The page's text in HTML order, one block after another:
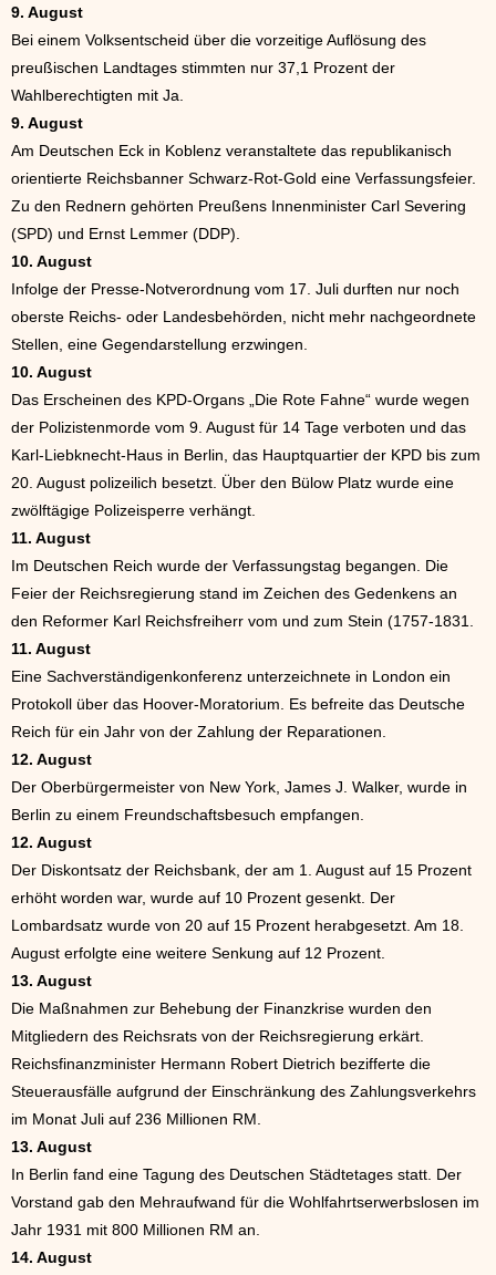
9. August
Bei einem Volksentscheid über die vorzeitige Auflösung des
preußischen Landtages stimmten nur 37,1 Prozent der
Wahlberechtigten mit Ja.
9. August
Am Deutschen Eck in Koblenz veranstaltete das republikanisch
orientierte Reichsbanner Schwarz-Rot-Gold eine Verfassungsfeier.
Zu den Rednern gehörten Preußens Innenminister Carl Severing
(SPD) und Ernst Lemmer (DDP).
10. August
Infolge der Presse-Notverordnung vom 17. Juli durften nur noch
oberste Reichs- oder Landesbehörden, nicht mehr nachgeordnete
Stellen, eine Gegendarstellung erzwingen.
10. August
Das Erscheinen des KPD-Organs „Die Rote Fahne“ wurde wegen
der Polizistenmorde vom 9. August für 14 Tage verboten und das
Karl-Liebknecht-Haus in Berlin, das Hauptquartier der KPD bis zum
20. August polizeilich besetzt. Über den Bülow Platz wurde eine
zwölftägige Polizeisperre verhängt.
11. August
Im Deutschen Reich wurde der Verfassungstag begangen. Die
Feier der Reichsregierung stand im Zeichen des Gedenkens an
den Reformer Karl Reichsfreiherr vom und zum Stein (1757-1831.
11. August
Eine Sachverständigenkonferenz unterzeichnete in London ein
Protokoll über das Hoover-Moratorium. Es befreite das Deutsche
Reich für ein Jahr von der Zahlung der Reparationen.
12. August
Der Oberbürgermeister von New York, James J. Walker, wurde in
Berlin zu einem Freundschaftsbesuch empfangen.
12. August
Der Diskontsatz der Reichsbank, der am 1. August auf 15 Prozent
erhöht worden war, wurde auf 10 Prozent gesenkt. Der
Lombardsatz wurde von 20 auf 15 Prozent herabgesetzt. Am 18.
August erfolgte eine weitere Senkung auf 12 Prozent.
13. August
Die Maßnahmen zur Behebung der Finanzkrise wurden den
Mitgliedern des Reichsrats von der Reichsregierung erkärt.
Reichsfinanzminister Hermann Robert Dietrich bezifferte die
Steuerausfälle aufgrund der Einschränkung des Zahlungsverkehrs
im Monat Juli auf 236 Millionen RM.
13. August
In Berlin fand eine Tagung des Deutschen Städtetages statt. Der
Vorstand gab den Mehraufwand für die Wohlfahrtserwerbslosen im
Jahr 1931 mit 800 Millionen RM an.
14. August